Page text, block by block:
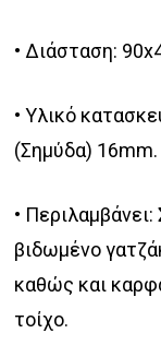
• Διάσταση:
• Υλικό
(Σημύδα) 16mm.
•
βιδωμένο
καθώς και
τοίχο.